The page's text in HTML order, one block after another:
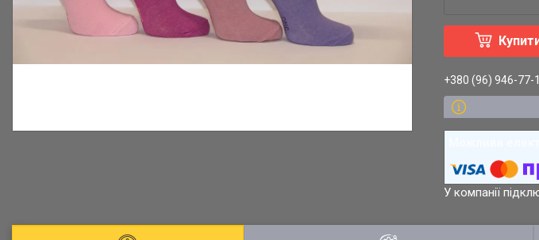
+380 (96) 946-77-
У компанії